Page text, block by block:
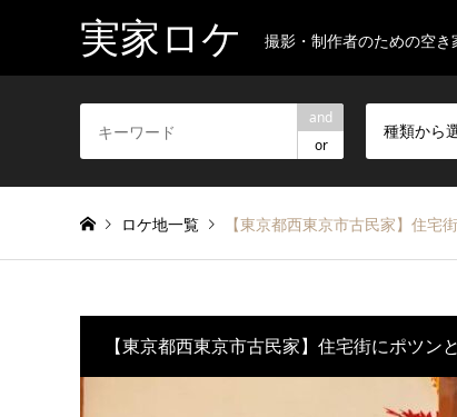
実家ロケ 撮影・制作者のための空
and
or
種類から
ロケ地一覧 【東京都西東京市古民家】住宅
【東京都西東京市古民家】住宅街にポツン